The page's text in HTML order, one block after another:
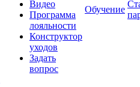
Видео
Программа
лояльности
Конструктор
уходов
Задать
вопрос
Обучение